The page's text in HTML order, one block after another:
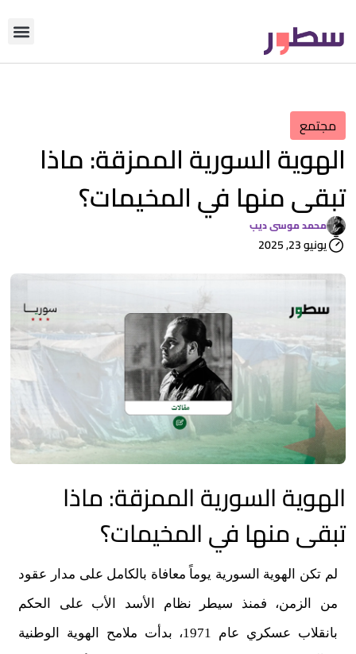
مجتمع
الهوية السورية الممزقة: ماذا
تبقى منها في المخيمات؟
محمد موسى ديب
يونيو 23, 2025
الهوية السورية الممزقة: ماذا
تبقى منها في المخيمات؟
لم تكن الهوية السورية يوماً معافاة بالكامل على مدار عقود
من الزمن، فمنذ سيطر نظام الأسد الأب على الحكم
بانقلاب عسكري عام 1971، بدأت ملامح الهوية الوطنية